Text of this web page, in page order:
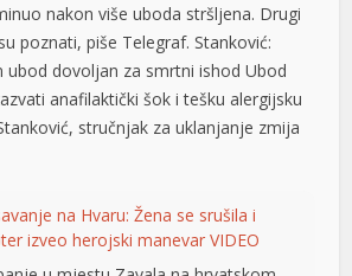
nakon više uboda stršljena. Drugi
poznati, piše Telegraf. Stanković:
ubod dovoljan za smrtni ishod Ubod
anafilaktički šok i tešku alergijsku
stručnjak za uklanjanje zmija
na Hvaru: Žena se srušila i
izveo herojski manevar VIDEO